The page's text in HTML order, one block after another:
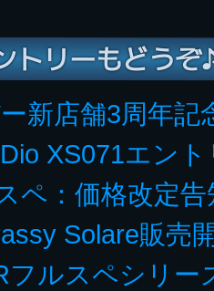
トリーもどうぞ
新店舗3周年記
XS071エン
ペ：価格改定告
Solare販売
フルスペシリー